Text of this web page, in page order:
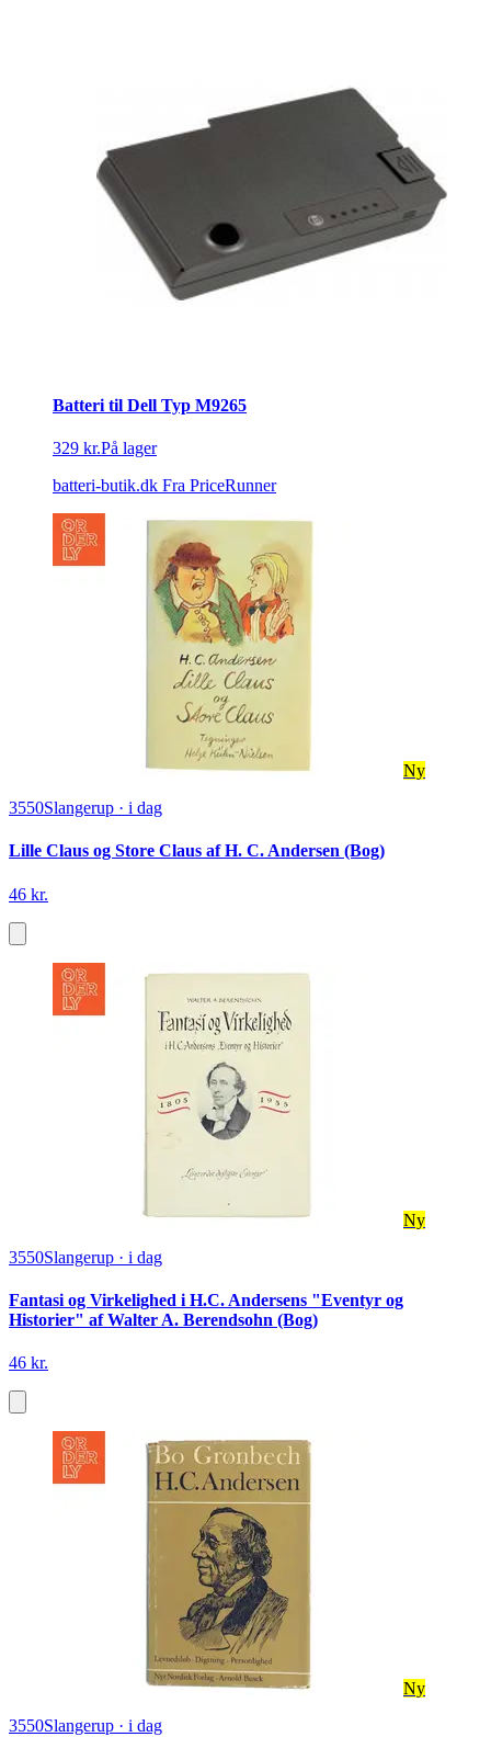
Batteri til Dell Typ M9265
329 kr.På lager
batteri-butik.dk Fra PriceRunner
Ny
3550Slangerup · i dag
Lille Claus og Store Claus af H. C. Andersen (Bog)
46 kr.
Ny
3550Slangerup · i dag
Fantasi og Virkelighed i H.C. Andersens "Eventyr og
Historier" af Walter A. Berendsohn (Bog)
46 kr.
Ny
3550Slangerup · i dag